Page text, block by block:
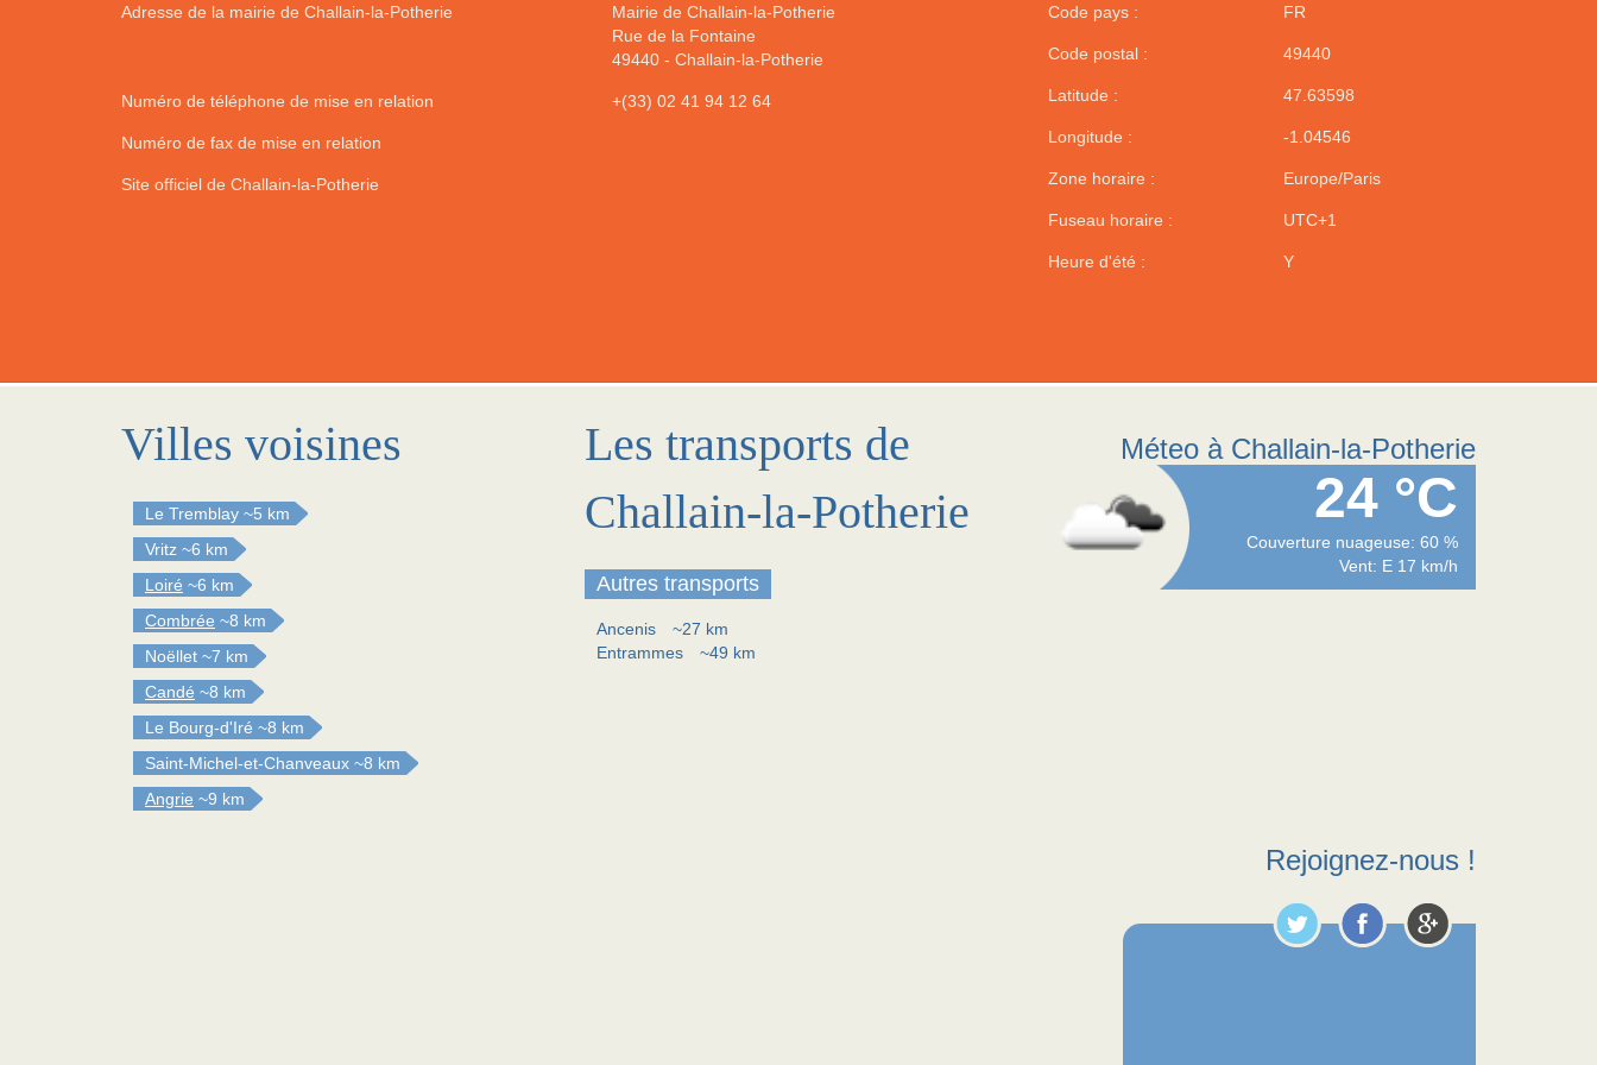
Adresse de la mairie de Challain-la-Potherie
Mairie de Challain-la-Potherie
Rue de la Fontaine
49440- Challain-la-Potherie
Numéro de téléphone de mise en relation +(33) 02 41 94 12 64
Numéro de fax de mise en relation
Site officiel de Challain-la-Potherie
Code pays : FR
Code postal : 49440
Latitude : 47.63598
Longitude : -1.04546
Zone horaire : Europe/Paris
Fuseau horaire : UTC+1
Heure d'été : Y
Villes voisines
Le Tremblay ~5 km
Vritz ~6 km
Loiré ~6 km
Combrée ~8 km
Noëllet ~7 km
Candé ~8 km
Le Bourg-d'Iré ~8 km
Saint-Michel-et-Chanveaux ~8 km
Angrie ~9 km
Les transports de
Challain-la-Potherie
Autres transports
Ancenis
~27 km
Entrammes
~49 km
Méteo à Challain-la-Potherie
24 °C
Couverture nuageuse: 60 %
Vent: E 17 km/h
Rejoignez-nous !